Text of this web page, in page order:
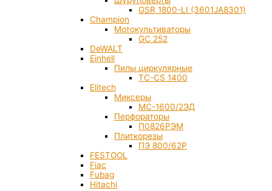
GSR 1800-LI (3601JA8301)
Champion
Мотокультиваторы
GC 252
DeWALT
Einhell
Пилы циркулярные
TC-CS 1400
Elitech
Миксеры
МС-1600/2ЭД
Перфораторы
П0826РЭМ
Плиткорезы
ПЭ 800/62Р
FESTOOL
Fiac
Fubag
Hitachi